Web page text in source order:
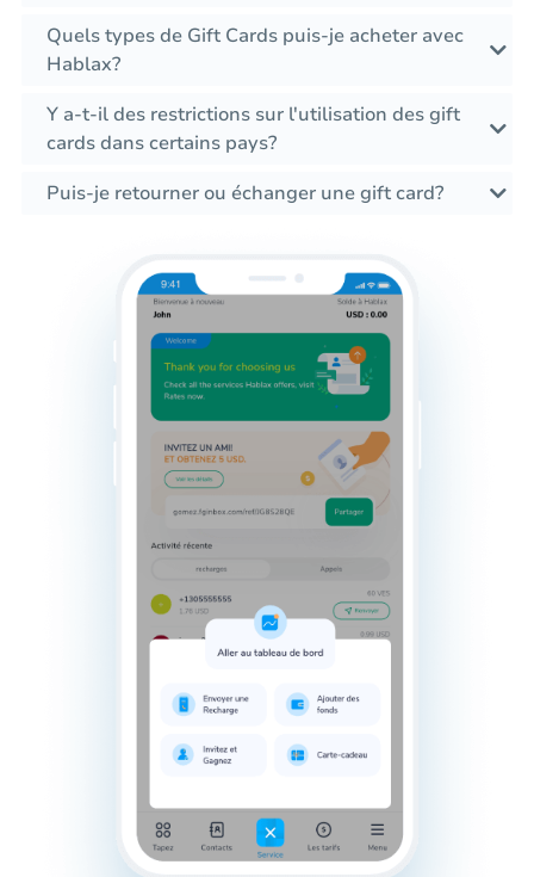
Quels types de Gift Cards puis-je acheter avec
Hablax?
Y a-t-il des restrictions sur l'utilisation des gift
cards dans certains pays?
Puis-je retourner ou échanger une gift card?